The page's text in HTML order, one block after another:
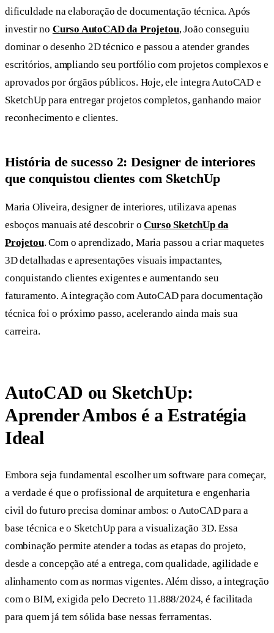
dificuldade na elaboração de documentação técnica. Após
investir no Curso AutoCAD da Projetou, João conseguiu
dominar o desenho 2D técnico e passou a atender grandes
escritórios, ampliando seu portfólio com projetos complexos e
aprovados por órgãos públicos. Hoje, ele integra AutoCAD e
SketchUp para entregar projetos completos, ganhando maior
reconhecimento e clientes.
História de sucesso 2: Designer de interiores
que conquistou clientes com SketchUp
Maria Oliveira, designer de interiores, utilizava apenas
esboços manuais até descobrir oCurso SketchUp da
Projetou. Com o aprendizado, Maria passou a criar maquetes
3D detalhadas e apresentações visuais impactantes,
conquistando clientes exigentes e aumentando seu
faturamento. A integração com AutoCAD para documentação
técnica foi o próximo passo, acelerando ainda mais sua
carreira.
AutoCAD ou SketchUp:
Aprender Ambos é a Estratégia
Ideal
Embora seja fundamental escolher um software para começar,
a verdade é que o profissional de arquitetura e engenharia
civil do futuro precisa dominar ambos: o AutoCAD para a
base técnica e o SketchUp para a visualização 3D. Essa
combinação permite atender a todas as etapas do projeto,
desde a concepção até a entrega, com qualidade, agilidade e
alinhamento com as normas vigentes. Além disso, a integração
com o BIM, exigida pelo Decreto 11.888/2024, é facilitada
para quem já tem sólida base nessas ferramentas.